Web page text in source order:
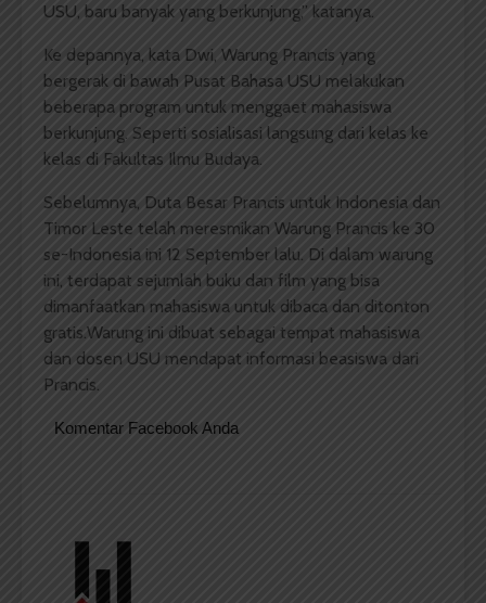
USU, baru banyak yang berkunjung,” katanya.
Ke depannya, kata Dwi, Warung Prancis yang
bergerak di bawah Pusat Bahasa USU melakukan
beberapa program untuk menggaet mahasiswa
berkunjung. Seperti sosialisasi langsung dari kelas ke
kelas di Fakultas Ilmu Budaya.
Sebelumnya, Duta Besar Prancis untuk Indonesia dan
Timor Leste telah meresmikan Warung Prancis ke 30
se-Indonesia ini 12 September lalu. Di dalam warung
ini, terdapat sejumlah buku dan film yang bisa
dimanfaatkan mahasiswa untuk dibaca dan ditonton
gratis.Warung ini dibuat sebagai tempat mahasiswa
dan dosen USU mendapat informasi beasiswa dari
Prancis.
Komentar Facebook Anda